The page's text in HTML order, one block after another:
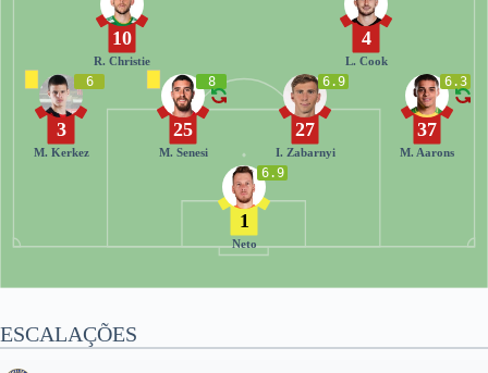
6.9
1
Neto
6
3
M. Kerkez
8
25
M. Senesi
6.9
27
I. Zabarnyi
6.3
37
M. Aarons
10
R. Christie
4
L. Cook
ESCALAÇÕES